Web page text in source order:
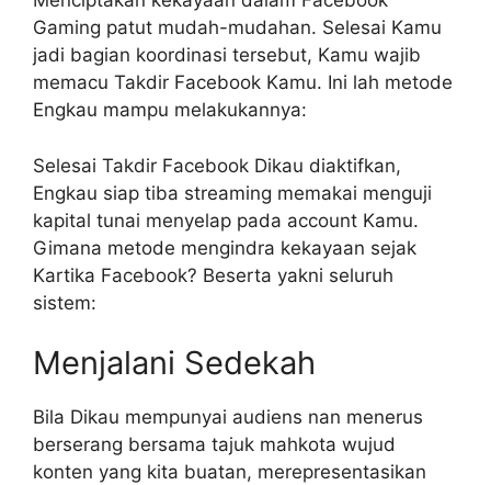
Gaming patut mudah-mudahan. Selesai Kamu
jadi bagian koordinasi tersebut, Kamu wajib
memacu Takdir Facebook Kamu. Ini lah metode
Engkau mampu melakukannya:
Selesai Takdir Facebook Dikau diaktifkan,
Engkau siap tiba streaming memakai menguji
kapital tunai menyelap pada account Kamu.
Gimana metode mengindra kekayaan sejak
Kartika Facebook? Beserta yakni seluruh
sistem:
Menjalani Sedekah
Bila Dikau mempunyai audiens nan menerus
berserang bersama tajuk mahkota wujud
konten yang kita buatan, merepresentasikan